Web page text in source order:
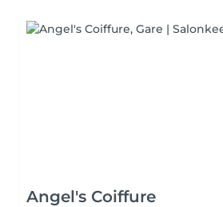
Angel's Coiffure